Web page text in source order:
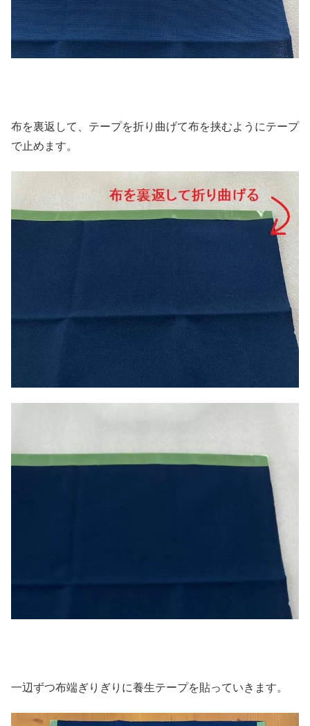
布を裏返して、テープを折り曲げて布を挟むようにテープ
で止めます。
一辺ずつ布端ぎりぎりに養生テープを貼っていきます。